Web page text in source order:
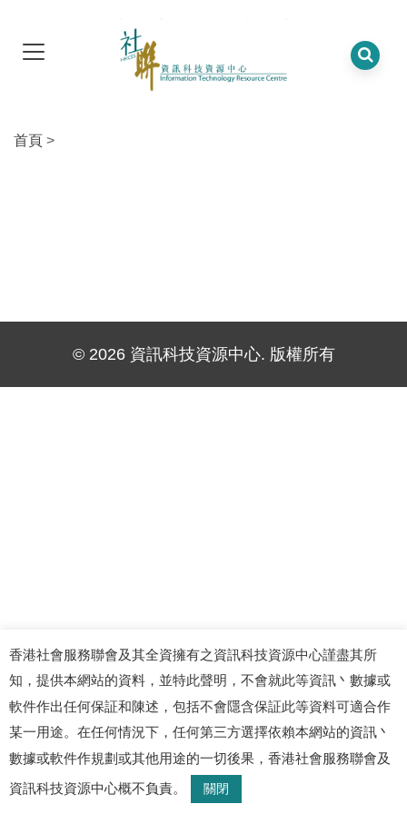
首頁 >
© 2026 資訊科技資源中心. 版權所有
香港社會服務聯會及其全資擁有之資訊科技資源中心謹盡其所
知，提供本網站的資料，並特此聲明，不會就此等資訊丶數據或
軟件作出任何保証和陳述，包括不會隱含保証此等資料可適合作
某一用途。在任何情況下，任何第三方選擇依賴本網站的資訊丶
數據或軟件作規劃或其他用途的一切後果，香港社會服務聯會及
資訊科技資源中心概不負責。
關閉